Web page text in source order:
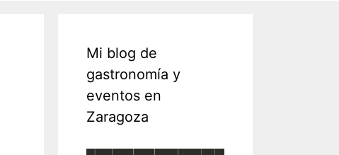
Mi blog de
gastronomía y
eventos en
Zaragoza